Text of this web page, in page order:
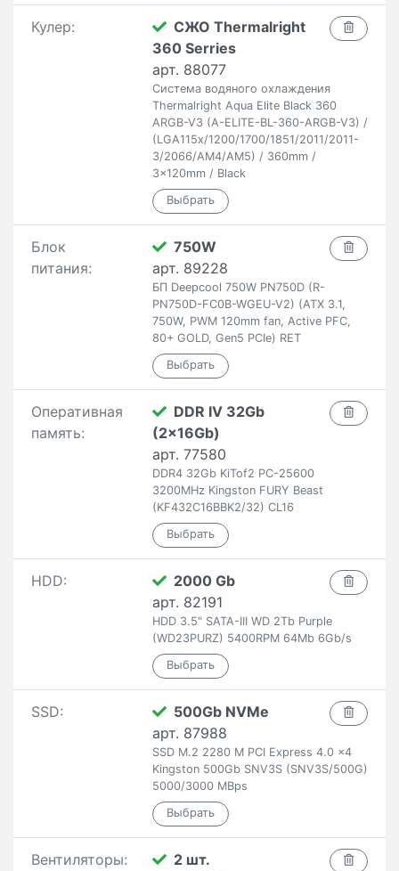
Кулер:
СЖО Thermalright
360 Serries
арт. 88077
Система водяного охлаждения
Thermalright Aqua Elite Black 360
ARGB-V3 (A-ELITE-BL-360-ARGB-V3) /
(LGA115x/1200/1700/1851/2011/2011-
3/2066/AM4/AM5) / 360mm /
3x120mm / Black
Блок
питания:
750W
арт. 89228
БП Deepcool 750W PN750D (R-
PN750D-FC0B-WGEU-V2) (ATX 3.1,
750W, PWM 120mm fan, Active PFC,
80+ GOLD, Gen5 PCIe) RET
Оперативная
память:
DDR IV 32Gb
(2x16Gb)
арт. 77580
DDR4 32Gb KiTof2 PC-25600
3200MHz Kingston FURY Beast
(KF432C16BBK2/32) CL16
HDD:
2000 Gb
арт. 82191
HDD 3.5" SATA-III WD 2Tb Purple
(WD23PURZ) 5400RPM 64Mb 6Gb/s
SSD:
500Gb NVMe
арт. 87988
SSD M.2 2280 M PCI Express 4.0 x4
Kingston 500Gb SNV3S (SNV3S/500G)
5000/3000 MBps
Вентиляторы:
2 шт.